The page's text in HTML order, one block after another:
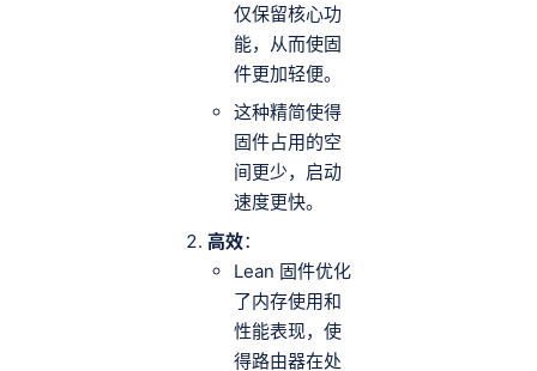
仅保留核心功
能，从而使固
件更加轻便。
这种精简使得
固件占用的空
间更少，启动
速度更快。
高效：
Lean 固件优化
了内存使用和
性能表现，使
得路由器在处